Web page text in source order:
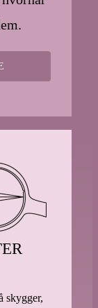
skygger,